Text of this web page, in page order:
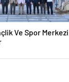
Merkezi